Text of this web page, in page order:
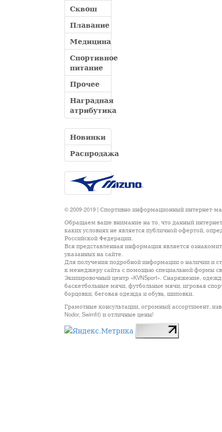
Сквош
Плавание
Медицина
Спортивное
питание
Прочее
Наградная
атрибутика
Новинки
Распродажа
© 2009-2019 | Спортивно информационный интернет-
Обращаем ваше внимание на то, что данный
каких условиях не является публичной офертой,
Российской Федерации.
Вся представленная информация является
указанных на сайте.
Для получения подробной информации о наличии и
к менеджеру сайта с помощью специальной формы
Экипировочный центр «KVNSport». Снаряжение,
баскетбольные мячи, футбольные мячи, игровая
борцовки, беговая одежда и обувь, шиповки.
Грамотные консультации, огромный ассортимент,
Nodor, Swimfit) и отличные цены!